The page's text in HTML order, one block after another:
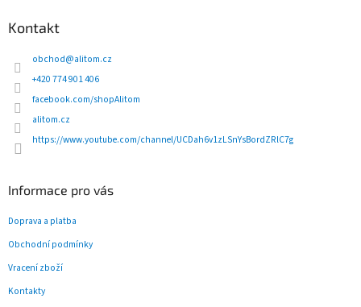
Kontakt
obchod@alitom.cz
+420 774 901 406
facebook.com/shopAlitom
alitom.cz
https://www.youtube.com/channel/UCDah6v1zLSnYsBordZRlC7g
Informace pro vás
Doprava a platba
Obchodní podmínky
Vracení zboží
Kontakty